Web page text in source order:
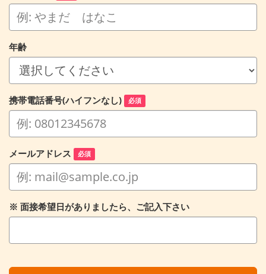
年齢
携帯電話番号(ハイフンなし) 必須
メールアドレス 必須
※ 面接希望日がありましたら、ご記入下さい